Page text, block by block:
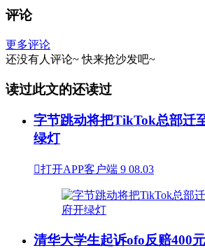
评论
更多评论
还没有人评论~ 快来抢沙发吧~
读过此文的还读过
字节跳动将把TikTok总部迁
绿灯
打开APP客户端 9 08.03
清华大学生起诉ofo反赔400